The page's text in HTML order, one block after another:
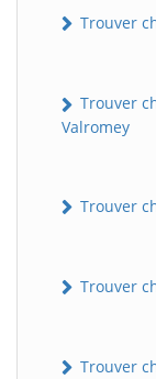
Trouver
Trouver
Valromey
Trouver
Trouver
Trouver